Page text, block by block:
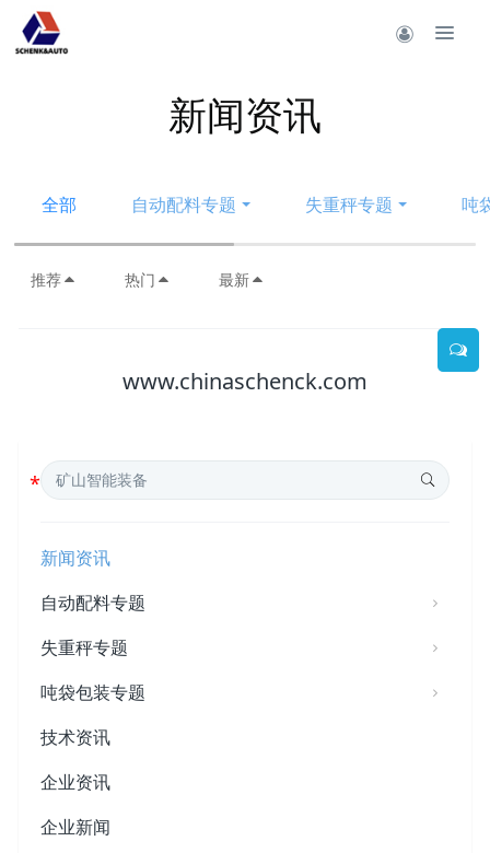
新闻资讯
全部 自动配料专题 失重秤专题 吨
推荐 热门 最新
www.chinaschenck.com
新闻资讯
自动配料专题
失重秤专题
吨袋包装专题
技术资讯
企业资讯
企业新闻